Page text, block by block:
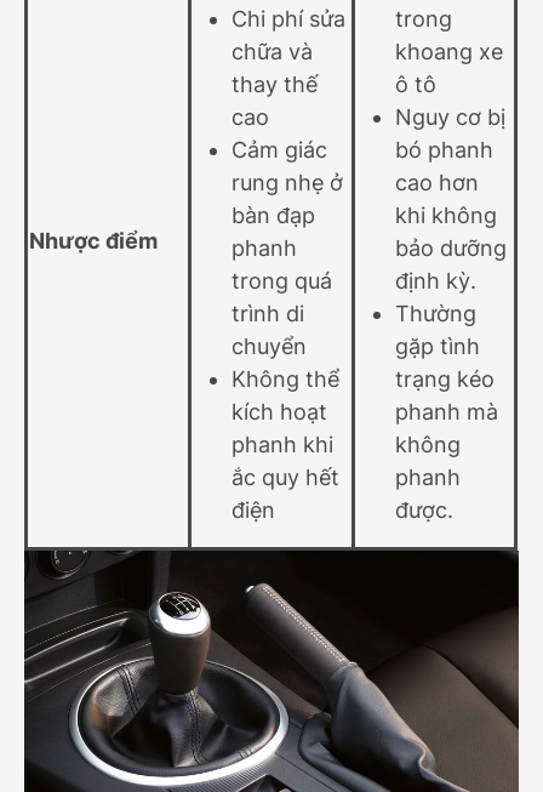
Nhược điểm
Chi phí sửa
chữa và
thay thế
cao
Cảm giác
rung nhẹ ở
bàn đạp
phanh
trong quá
trình di
chuyển
Không thể
kích hoạt
phanh khi
ắc quy hết
điện
trong
khoang xe
ô tô
Nguy cơ bị
bó phanh
cao hơn
khi không
bảo dưỡng
định kỳ.
Thường
gặp tình
trạng kéo
phanh mà
không
phanh
được.